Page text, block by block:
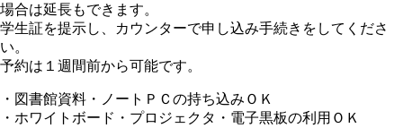
場合は延長もできます。
学生証を提示し、カウンターで申し込み手続きをしてくださ
い。
予約は１週間前から可能です。
・図書館資料・ノートＰＣの持ち込みＯＫ
・ホワイトボード・プロジェクタ・電子黒板の利用ＯＫ